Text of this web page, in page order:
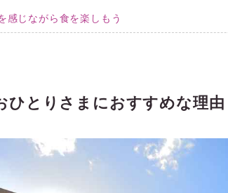
感じながら食を楽しもう
ひとりさまにおすすめな理由